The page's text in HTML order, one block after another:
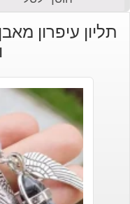
תליון עיפרון